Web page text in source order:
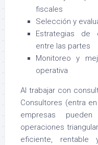
fiscales
Selección y
Estrategias de
entre las partes
Monitoreo y
operativa
Al trabajar con
Consultores (entra
empresas
operaciones
eficiente,